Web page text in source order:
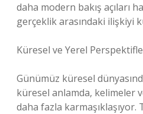
daha modern bakış açıları
gerçeklik arasındaki ilişkiyi
Küresel ve Yerel
Günümüz küresel
küresel anlamda, kelimeler
daha fazla